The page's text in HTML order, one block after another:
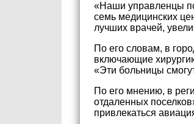
«Наши управленцы
семь медицинских
лучших врачей,
По его словам, в
включающие
«Эти больницы
По его мнению, в
отдаленных
привлекаться